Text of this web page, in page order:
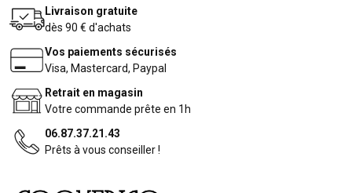
Livraison gratuite
dès 90 € d'achats
Vos paiements sécurisés
Visa, Mastercard, Paypal
Retrait en magasin
Votre commande prête en 1h
06.87.37.21.43
Prêts à vous conseiller !